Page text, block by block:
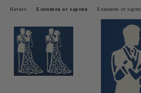
Начало Елементи от хартия Елементи от